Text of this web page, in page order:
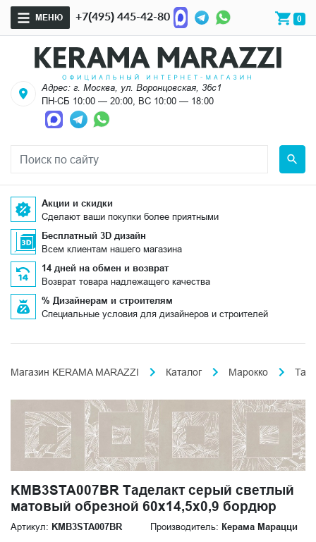
МЕНЮ +7(495) 445-42-80 0
Адрес: г. Москва, ул. Воронцовская, 36с1
ПН-СБ 10:00 — 20:00, ВС 10:00 — 18:00
Акции и скидки
Сделают ваши покупки более приятными
Бесплатный 3D дизайн
Всем клиентам нашего магазина
14 дней на обмен и возврат
Возврат товара надлежащего качества
% Дизайнерам и строителям
Специальные условия для дизайнеров и строителей
Магазин KERAMA MARAZZI Каталог Марокко
KMB3STA007BR Таделакт серый светлый
матовый обрезной 60x14,5x0,9 бордюр
Артикул: KMB3STA007BR Производитель: Керама Марацци